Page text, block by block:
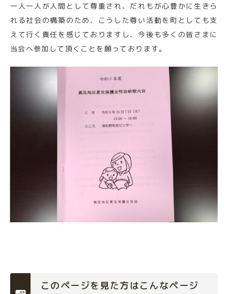
一人一人が人間として尊重され、だれもが心豊かに生きら
れる社会の構築のため、こうした尊い活動を町としても支
えて行く責任を感じておりますし、今後も多くの皆さまに
当会へ参加して頂くことを願っております。
このページを見た方はこんなページ